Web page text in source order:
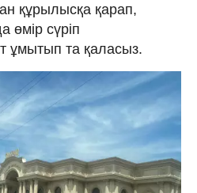
құрылысқа қарап,
өмір сүріп
ұмытып та қаласыз.